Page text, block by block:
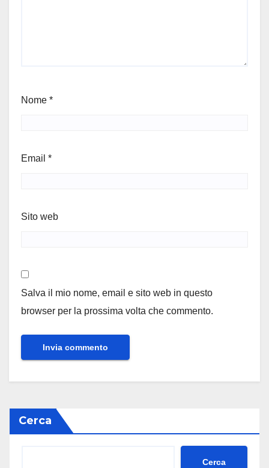
Nome *
Email *
Sito web
Salva il mio nome, email e sito web in questo
browser per la prossima volta che commento.
Cerca
Cerca